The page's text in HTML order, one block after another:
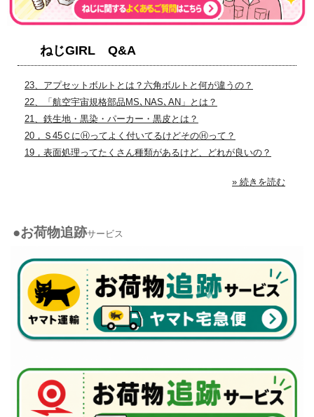
ねじGIRL Q&A
23、アプセットボルトとは？六角ボルトと何が違うの？
22、「航空宇宙規格部品MS､NAS､AN」とは？
21、鉄生地・黒染・パーカー・黒皮とは？
20，Ｓ45ＣにⒽってよく付いてるけどそのⒽって？
19，表面処理ってたくさん種類があるけど、どれが良いの？
» 続きを読む
●お荷物追跡サービス